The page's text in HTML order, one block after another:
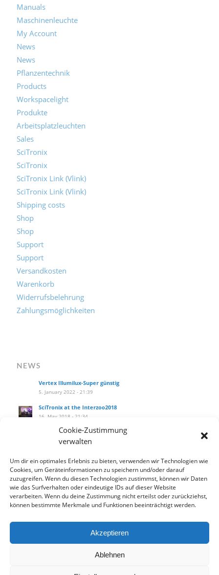
Cookie-Zustimmung
verwalten
Um dir ein optimales Erlebnis zu bieten, verwenden wir Technologien wie
Cookies, um Geräteinformationen zu speichern und/oder darauf
zuzugreifen. Wenn du diesen Technologien zustimmst, können wir Daten
wie das Surfverhalten oder eindeutige IDs auf dieser Website
verarbeiten. Wenn du deine Zustimmung nicht erteilst oder zurückziehst,
können bestimmte Merkmale und Funktionen beeinträchtigt werden.
Akzeptieren
Ablehnen
Manuals
Maschinenleuchte
My Account
News
News
Pflanzentechnik
Products
Workspacelight
Produkte
Arbeitsplatzleuchten
Sales
SciTronix
SciTronix
SciTronix Link (Vlink)
SciTronix Link (Vlink)
Shipping costs
Shop
Shop
Support
Support
Versandkosten
Warenkorb
Widerrufsbelehrung
Zahlungsmöglichkeiten
NEWS
Vertex Illumilux-Super günstig
5. January 2022 - 21:39
SciTronix at the Interzoo2018
16. May 2018 - 21:34
SciTronix auf der Interzoo2018
16. May 2018 - 21:25
27. September 2017 - 14:10
Our new product catalog!
12. September 2017 - 13:33